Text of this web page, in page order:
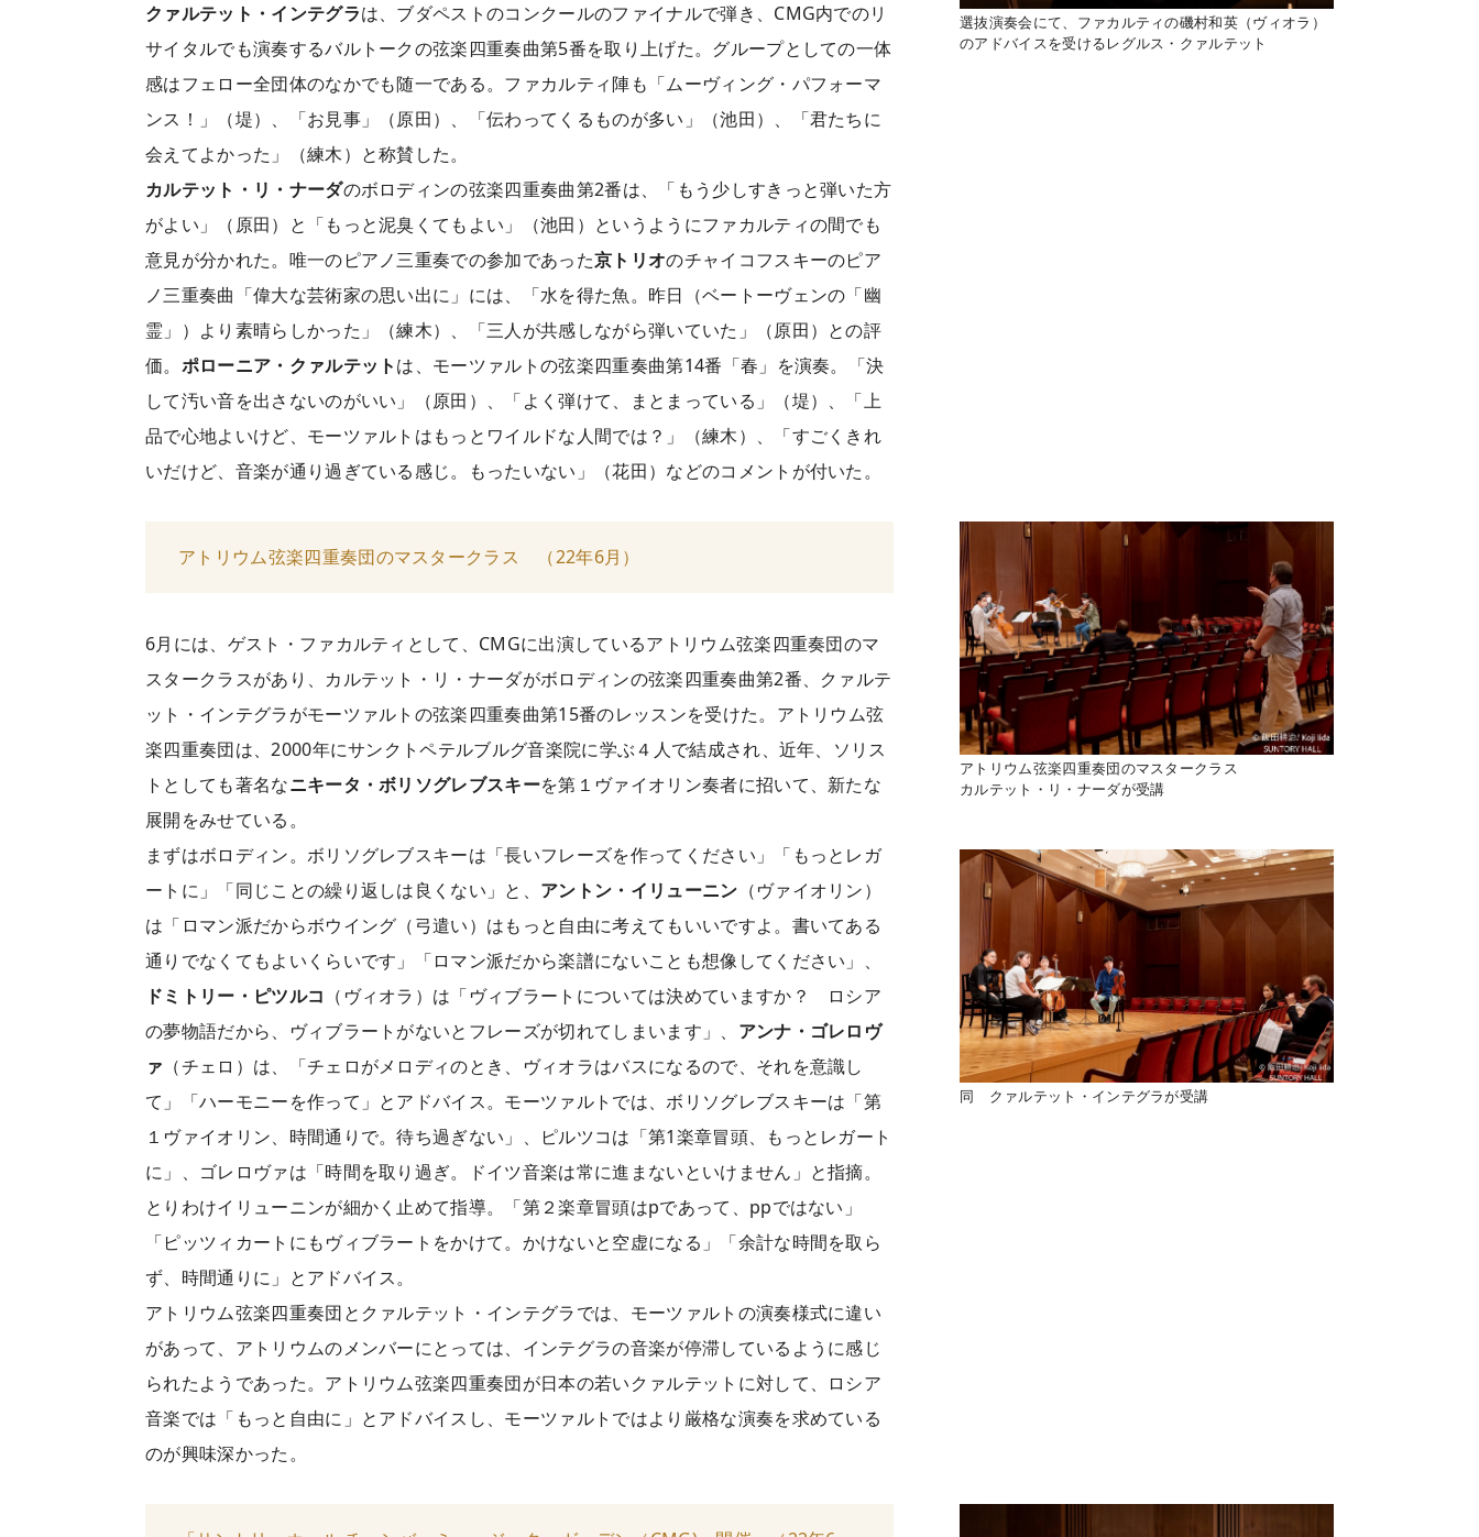
クァルテット・インテグラは、ブダペストのコンクールのファイナルで弾き、CMG内でのリ
サイタルでも演奏するバルトークの弦楽四重奏曲第5番を取り上げた。グループとしての一体
感はフェロー全団体のなかでも随一である。ファカルティ陣も「ムーヴィング・パフォーマ
ンス！」（堤）、「お見事」（原田）、「伝わってくるものが多い」（池田）、「君たちに
会えてよかった」（練木）と称賛した。
カルテット・リ・ナーダのボロディンの弦楽四重奏曲第2番は、「もう少しすきっと弾いた方
がよい」（原田）と「もっと泥臭くてもよい」（池田）というようにファカルティの間でも
意見が分かれた。唯一のピアノ三重奏での参加であった京トリオのチャイコフスキーのピア
ノ三重奏曲「偉大な芸術家の思い出に」には、「水を得た魚。昨日（ベートーヴェンの「幽
霊」）より素晴らしかった」（練木）、「三人が共感しながら弾いていた」（原田）との評
価。 ポローニア・クァルテットは、モーツァルトの弦楽四重奏曲第14番「春」を演奏。「決
して汚い音を出さないのがいい」（原田）、「よく弾けて、まとまっている」（堤）、「上
品で心地よいけど、モーツァルトはもっとワイルドな人間では？」（練木）、「すごくきれ
いだけど、音楽が通り過ぎている感じ。もったいない」（花田）などのコメントが付いた。
選抜演奏会にて、ファカルティの磯村和英（ヴィオラ）
のアドバイスを受けるレグルス・クァルテット
アトリウム弦楽四重奏団のマスタークラス （22年6月）
6月には、ゲスト・ファカルティとして、CMGに出演しているアトリウム弦楽四重奏団のマ
スタークラスがあり、カルテット・リ・ナーダがボロディンの弦楽四重奏曲第2番、クァルテ
ット・インテグラがモーツァルトの弦楽四重奏曲第15番のレッスンを受けた。アトリウム弦
楽四重奏団は、2000年にサンクトペテルブルグ音楽院に学ぶ４人で結成され、近年、ソリス
トとしても著名なニキータ・ボリソグレブスキーを第１ヴァイオリン奏者に招いて、新たな
展開をみせている。
まずはボロディン。ボリソグレブスキーは「長いフレーズを作ってください」「もっとレガ
ートに」「同じことの繰り返しは良くない」と、 アントン・イリューニン （ヴァイオリン）
は「ロマン派だからボウイング（弓遣い）はもっと自由に考えてもいいですよ。書いてある
通りでなくてもよいくらいです」「ロマン派だから楽譜にないことも想像してください」、
ドミトリー・ピツルコ （ヴィオラ）は「ヴィブラートについては決めていますか？ ロシア
の夢物語だから、ヴィブラートがないとフレーズが切れてしまいます」、 アンナ・ゴレロヴ
ァ （チェロ）は、「チェロがメロディのとき、ヴィオラはバスになるので、それを意識し
て」「ハーモニーを作って」とアドバイス。モーツァルトでは、ボリソグレブスキーは「第
１ヴァイオリン、時間通りで。待ち過ぎない」、ピルツコは「第1楽章冒頭、もっとレガート
に」、ゴレロヴァは「時間を取り過ぎ。ドイツ音楽は常に進まないといけません」と指摘。
とりわけイリューニンが細かく止めて指導。「第２楽章冒頭はpであって、ppではない」
「ピッツィカートにもヴィブラートをかけて。かけないと空虚になる」「余計な時間を取ら
ず、時間通りに」とアドバイス。
アトリウム弦楽四重奏団とクァルテット・インテグラでは、モーツァルトの演奏様式に違い
があって、アトリウムのメンバーにとっては、インテグラの音楽が停滞しているように感じ
られたようであった。アトリウム弦楽四重奏団が日本の若いクァルテットに対して、ロシア
音楽では「もっと自由に」とアドバイスし、モーツァルトではより厳格な演奏を求めている
のが興味深かった。
アトリウム弦楽四重奏団のマスタークラス
カルテット・リ・ナーダが受講
同 クァルテット・インテグラが受講